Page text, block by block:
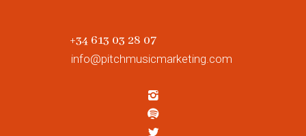
+34 613 03 28 07
info@pitchmusicmarketing.com